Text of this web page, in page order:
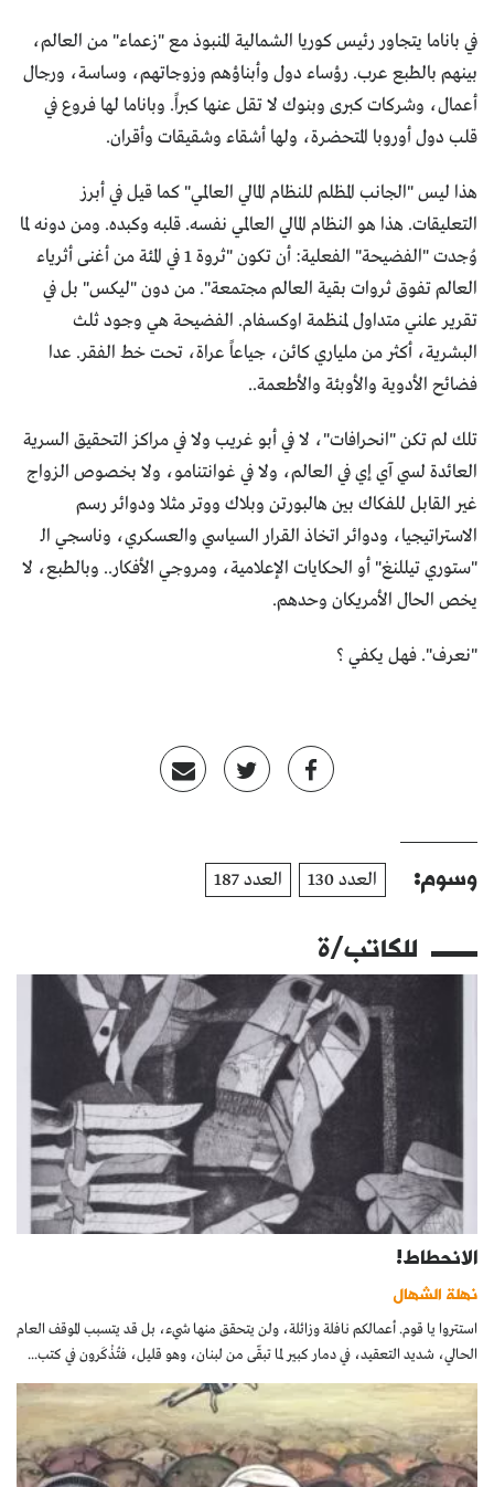
في باناما يتجاور رئيس كوريا الشمالية المنبوذ مع "زعماء" من العالم،
بينهم بالطبع عرب. رؤساء دول وأبناؤهم وزوجاتهم، وساسة، ورجال
أعمال، وشركات كبرى وبنوك لا تقل عنها كبراً. وباناما لها فروع في
قلب دول أوروبا المتحضرة، ولها أشقاء وشقيقات وأقران.
هذا ليس "الجانب المظلم للنظام المالي العالمي" كما قيل في أبرز
التعليقات. هذا هو النظام المالي العالمي نفسه. قلبه وكبده. ومن دونه لما
وُجدت "الفضيحة" الفعلية: أن تكون "ثروة 1 في المئة من أغنى أثرياء
العالم تفوق ثروات بقية العالم مجتمعة". من دون "ليكس" بل في
تقرير علني متداول لمنظمة اوكسفام. الفضيحة هي وجود ثلث
البشرية، أكثر من ملياري كائن، جياعاً عراة، تحت خط الفقر. عدا
فضائح الأدوية والأوبئة والأطعمة..
تلك لم تكن "انحرافات"، لا في أبو غريب ولا في مراكز التحقيق السرية
العائدة لسي آي إي في العالم، ولا في غوانتنامو، ولا بخصوص الزواج
غير القابل للفكاك بين هالبورتن وبلاك ووتر مثلا ودوائر رسم
الاستراتيجيا، ودوائر اتخاذ القرار السياسي والعسكري، وناسجي الـ
"ستوري تيللنغ" أو الحكايات الإعلامية، ومروجي الأفكار.. وبالطبع، لا
يخص الحال الأمريكان وحدهم.
"نعرف". فهل يكفي ؟
وسوم: العدد 130 العدد 187
للكاتب/ة
الانحطاط!
نهلة الشهال
استتروا يا قوم. أعمالكم نافلة وزائلة، ولن يتحقق منها شيء، بل قد يتسبب الموقف العام
الحالي، شديد التعقيد، في دمار كبير لما تبقّى من لبنان، وهو قليل، فتُذْكَرون في كتب...